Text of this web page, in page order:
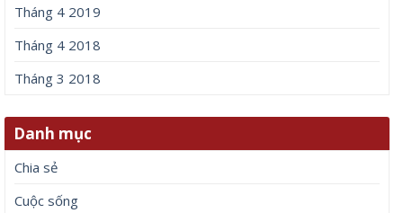
Tháng 4 2019
Tháng 4 2018
Tháng 3 2018
Danh mục
Chia sẻ
Cuộc sống